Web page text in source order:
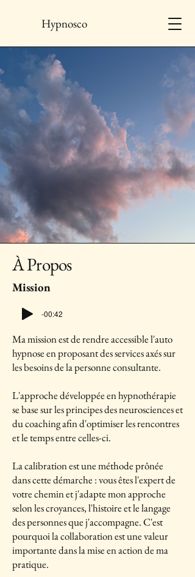
Hypnosco
À Propos
Mission
-00:42
Ma mission est de rendre accessible l'auto
hypnose en proposant des services axés sur
les besoins de la personne consultante.
L'approche développée en hypnothérapie
se base sur les principes des neurosciences et
du coaching afin d'optimiser les rencontres
et le temps entre celles-ci.
La calibration est une méthode prônée
dans cette démarche : vous êtes l'expert de
votre chemin et j'adapte mon approche
selon les croyances, l'histoire et le langage
des personnes que j'accompagne. C'est
pourquoi la collaboration est une valeur
importante dans la mise en action de ma
pratique.